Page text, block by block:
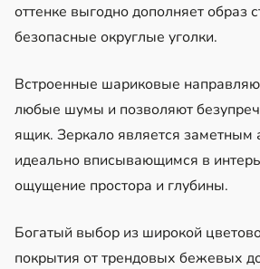
оттенке выгодно дополняет образ
безопасные округлые уголки.
Встроенные шариковые
любые шумы и позволяют
ящик. Зеркало является заметным
идеально вписывающимся в
ощущение простора и глубины.
Богатый выбор из широкой
покрытия от трендовых бежевых